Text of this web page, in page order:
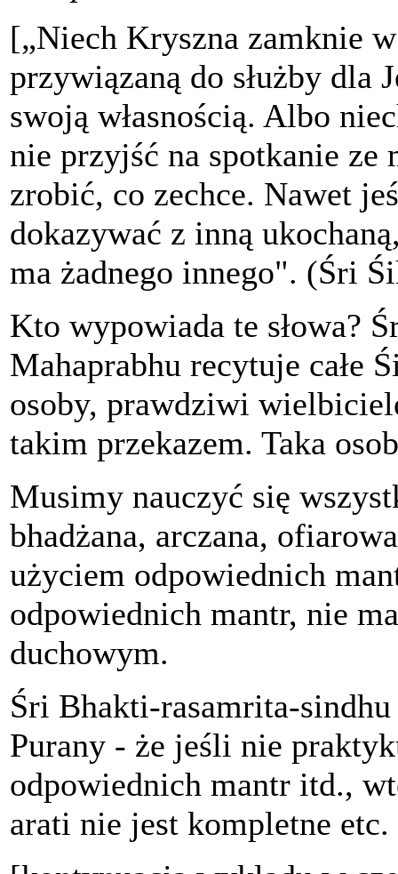
[„Niech Kryszna zamknie
przywiązaną do służby dla
swoją własnością. Albo
nie przyjść na spotkanie ze
zrobić, co zechce. Nawet
dokazywać z inną
ma żadnego innego". (Śri
Kto wypowiada te słowa?
Mahaprabhu recytuje całe
osoby, prawdziwi
takim przekazem. Taka
Musimy nauczyć się
bhadżana, arczana,
użyciem odpowiednich
odpowiednich mantr, nie
duchowym.
Śri Bhakti-rasamrita-
Purany - że jeśli nie
odpowiednich mantr itd.,
arati nie jest kompletne etc.